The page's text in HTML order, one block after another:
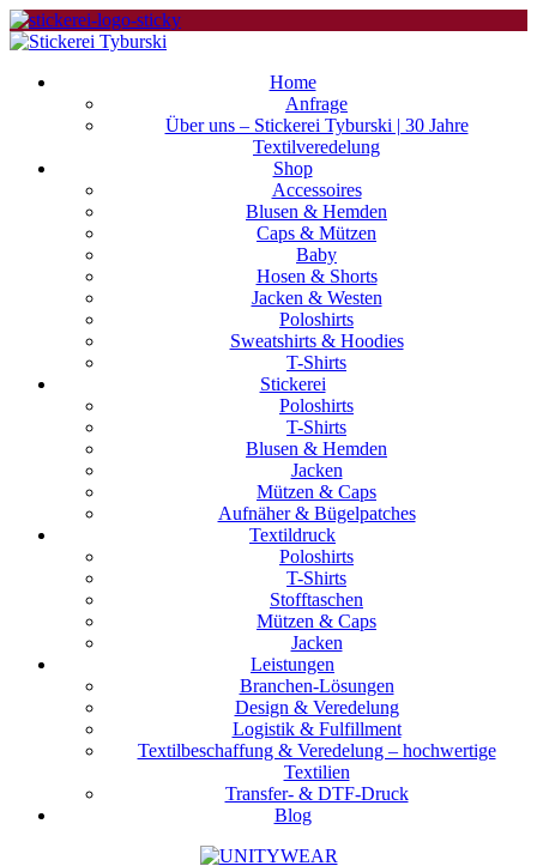
Home
Anfrage
Über uns – Stickerei Tyburski | 30 Jahre
Textilveredelung
Shop
Accessoires
Blusen & Hemden
Caps & Mützen
Baby
Hosen & Shorts
Jacken & Westen
Poloshirts
Sweatshirts & Hoodies
T-Shirts
Stickerei
Poloshirts
T-Shirts
Blusen & Hemden
Jacken
Mützen & Caps
Aufnäher & Bügelpatches
Textildruck
Poloshirts
T-Shirts
Stofftaschen
Mützen & Caps
Jacken
Leistungen
Branchen-Lösungen
Design & Veredelung
Logistik & Fulfillment
Textilbeschaffung & Veredelung – hochwertige
Textilien
Transfer- & DTF-Druck
Blog